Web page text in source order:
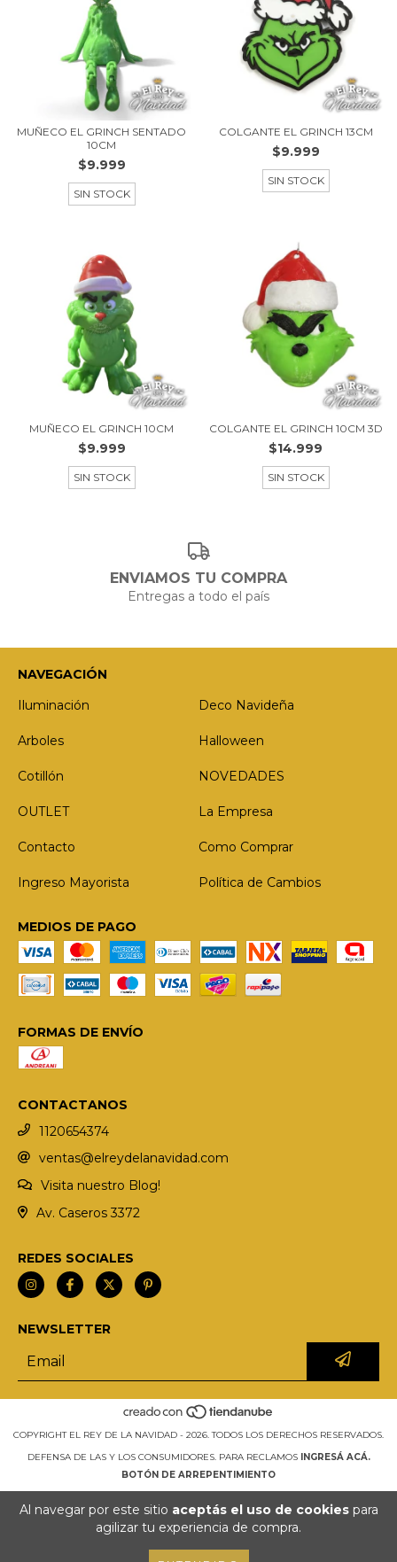
Al navegar por este sitio aceptás el uso de cookiespara
agilizar tu experiencia de compra.
MUÑECO EL GRINCH SENTADO
10CM
$9.999
SIN STOCK
COLGANTE EL GRINCH 13CM
$9.999
SIN STOCK
MUÑECO EL GRINCH 10CM
$9.999
SIN STOCK
COLGANTE EL GRINCH 10CM 3D
$14.999
SIN STOCK
ENVIAMOS TU COMPRA
Entregas a todo el país
NAVEGACIÓN
Iluminación
Deco Navideña
Arboles Halloween
Cotillón NOVEDADES
OUTLET La Empresa
Contacto Como Comprar
Ingreso Mayorista Política de Cambios
MEDIOS DE PAGO
FORMAS DE ENVÍO
CONTACTANOS
1120654374
ventas@elreydelanavidad.com
Visita nuestro Blog!
Av. Caseros 3372
REDES SOCIALES
NEWSLETTER
COPYRIGHT EL REY DE LA NAVIDAD - 2026. TODOS LOS DERECHOS RESERVADOS.
DEFENSA DE LAS Y LOS CONSUMIDORES. PARA RECLAMOS
INGRESÁ ACÁ.
BOTÓN DE ARREPENTIMIENTO